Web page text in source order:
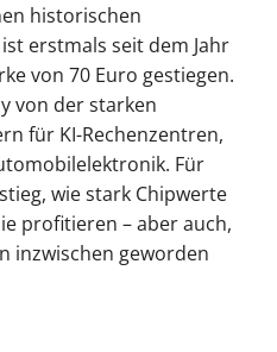
historischen
erstmals seit dem Jahr
von 70 Euro gestiegen.
von der starken
für KI-Rechenzentren,
Für
wie stark Chipwerte
profitieren – aber auch,
inzwischen geworden